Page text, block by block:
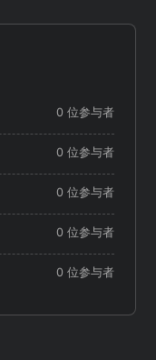
0 位参与者
0 位参与者
0 位参与者
0 位参与者
0 位参与者